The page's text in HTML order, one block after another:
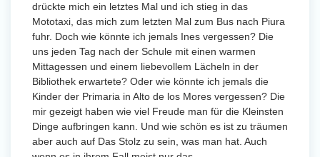
drückte mich ein letztes Mal und ich stieg in das
Mototaxi, das mich zum letzten Mal zum Bus nach Piura
fuhr. Doch wie könnte ich jemals Ines vergessen? Die
uns jeden Tag nach der Schule mit einen warmen
Mittagessen und einem liebevollem Lächeln in der
Bibliothek erwartete? Oder wie könnte ich jemals die
Kinder der Primaria in Alto de los Mores vergessen? Die
mir gezeigt haben wie viel Freude man für die Kleinsten
Dinge aufbringen kann. Und wie schön es ist zu träumen
aber auch auf Das Stolz zu sein, was man hat. Auch